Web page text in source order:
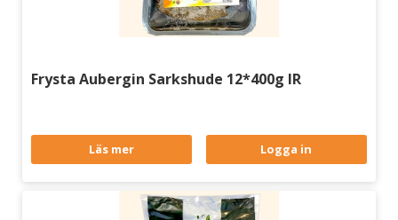
Frysta Aubergin Sarkshude 12*400g IR
Läs mer Logga in